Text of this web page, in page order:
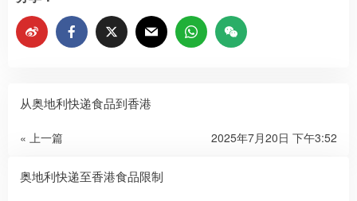
从奥地利快递食品到香港
« 上一篇 2025年7月20日 下午3:52
奥地利快递至香港食品限制